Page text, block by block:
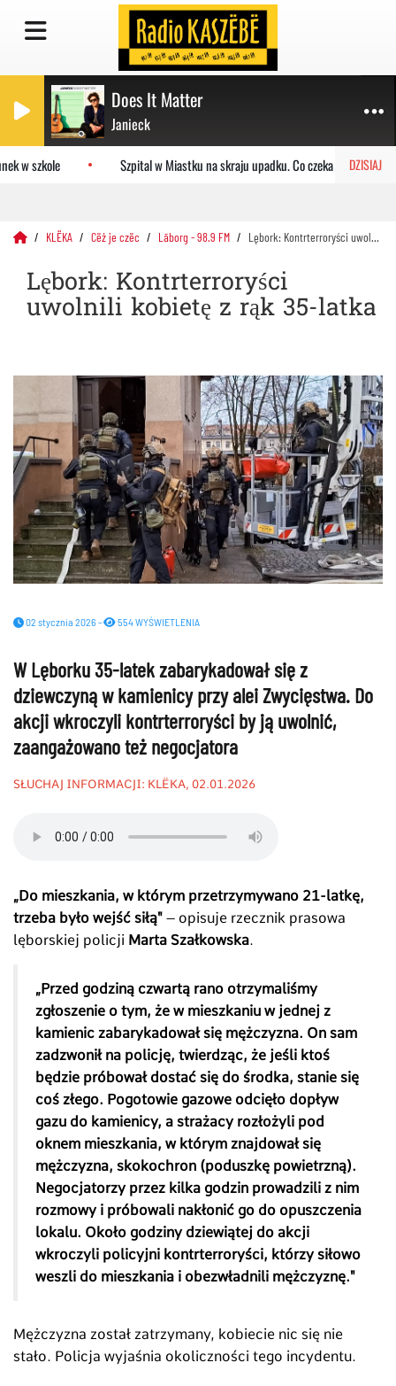
Does It Matter
Janieck
DZISIAJ
w szkole Szpital w Miastku na skraju upadku. Co czeka placówkę?
KLËKA Cëż je czëc Lãborg - 98.9 FM Lębork: Kontrterroryści uwolnili kobietę z rąk 35-latka
Lębork: Kontrterroryści
uwolnili kobietę z rąk 35-latka
02 stycznia 2026 - 554 WYŚWIETLENIA
W Lęborku 35-latek zabarykadował się z
dziewczyną w kamienicy przy alei Zwycięstwa. Do
akcji wkroczyli kontrterroryści by ją uwolnić,
zaangażowano też negocjatora
SŁUCHAJ INFORMACJI: KLËKA, 02.01.2026
„Do mieszkania, w którym przetrzymywano 21-latkę,
trzeba było wejść siłą" – opisuje rzecznik prasowa
lęborskiej policji Marta Szałkowska.
„Przed godziną czwartą rano otrzymaliśmy
zgłoszenie o tym, że w mieszkaniu w jednej z
kamienic zabarykadował się mężczyzna. On sam
zadzwonił na policję, twierdząc, że jeśli ktoś
będzie próbował dostać się do środka, stanie się
coś złego. Pogotowie gazowe odcięło dopływ
gazu do kamienicy, a strażacy rozłożyli pod
oknem mieszkania, w którym znajdował się
mężczyzna, skokochron (poduszkę powietrzną).
Negocjatorzy przez kilka godzin prowadzili z nim
rozmowy i próbowali nakłonić go do opuszczenia
lokalu. Około godziny dziewiątej do akcji
wkroczyli policyjni kontrterroryści, którzy siłowo
weszli do mieszkania i obezwładnili mężczyznę."
Mężczyzna został zatrzymany, kobiecie nic się nie
stało. Policja wyjaśnia okoliczności tego incydentu.